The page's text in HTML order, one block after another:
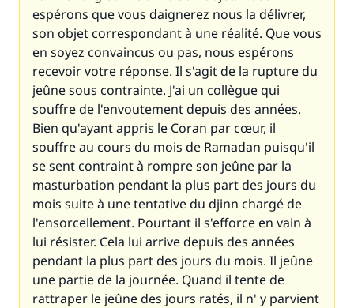
espérons que vous daignerez nous la délivrer,
son objet correspondant à une réalité. Que vous
en soyez convaincus ou pas, nous espérons
recevoir votre réponse. Il s'agit de la rupture du
jeûne sous contrainte. J'ai un collègue qui
souffre de l'envoutement depuis des années.
Bien qu'ayant appris le Coran par cœur, il
souffre au cours du mois de Ramadan puisqu'il
se sent contraint à rompre son jeûne par la
masturbation pendant la plus part des jours du
mois suite à une tentative du djinn chargé de
l'ensorcellement. Pourtant il s'efforce en vain à
lui résister. Cela lui arrive depuis des années
pendant la plus part des jours du mois. Il jeûne
une partie de la journée. Quand il tente de
rattraper le jeûne des jours ratés, il n' y parvient